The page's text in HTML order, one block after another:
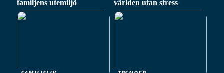
familjens utemiljö
världen utan stress